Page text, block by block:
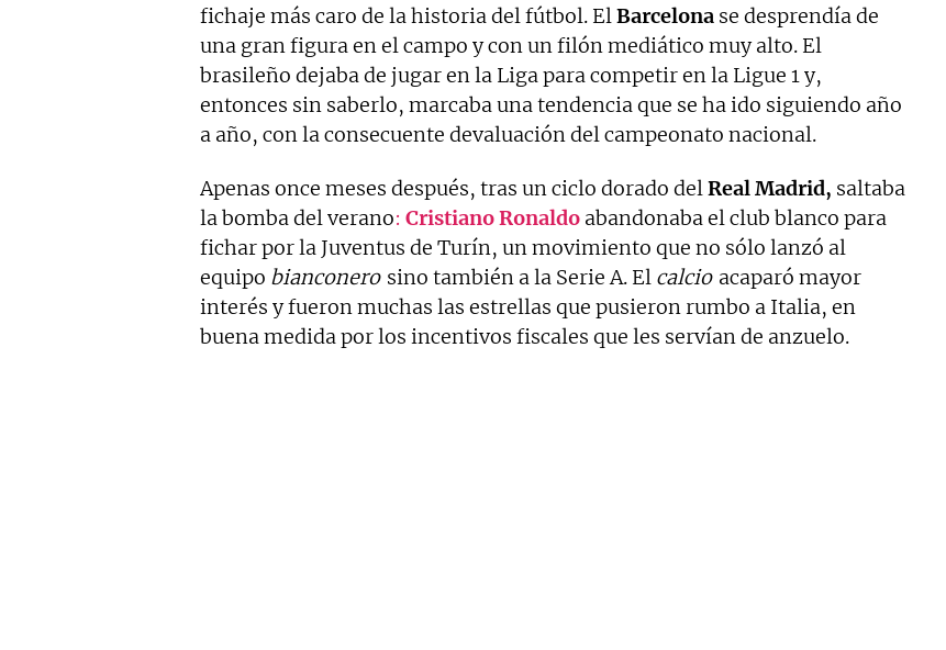
fichaje más caro de la historia del fútbol. ElBarcelona se desprendía de
una gran figura en el campo y con un filón mediático muy alto. El
brasileño dejaba de jugar en la Liga para competir en la Ligue 1 y,
entonces sin saberlo, marcaba una tendencia que se ha ido siguiendo año
a año, con la consecuente devaluación del campeonato nacional.
Apenas once meses después, tras un ciclo dorado delReal Madrid, saltaba
la bomba del verano: Cristiano Ronaldo abandonaba el club blanco para
fichar por la Juventus de Turín, un movimiento que no sólo lanzó al
equipo bianconero sino también a la Serie A. El calcio acaparó mayor
interés y fueron muchas las estrellas que pusieron rumbo a Italia, en
buena medida por los incentivos fiscales que les servían de anzuelo.